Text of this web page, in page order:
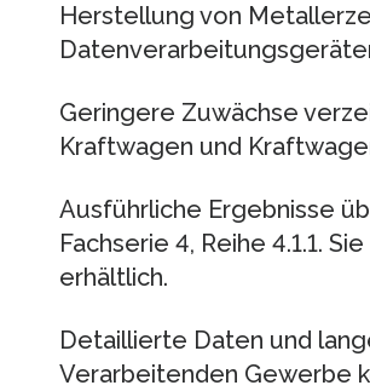
Herstellung von
Geringere Zuwächse
Kraftwagen und
Ausführliche Ergebnisse
Fachserie 4, Reihe 4.1.1.
erhältlich.
Detaillierte Daten und
Verarbeitenden Gewerbe